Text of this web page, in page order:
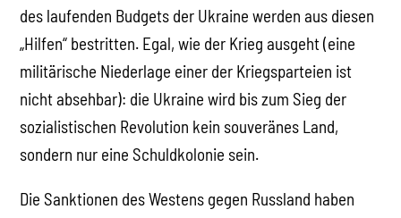
des laufenden Budgets der Ukraine werden aus diesen
„Hilfen“ bestritten. Egal, wie der Krieg ausgeht (eine
militärische Niederlage einer der Kriegsparteien ist
nicht absehbar): die Ukraine wird bis zum Sieg der
sozialistischen Revolution kein souveränes Land,
sondern nur eine Schuldkolonie sein.
Die Sanktionen des Westens gegen Russland haben